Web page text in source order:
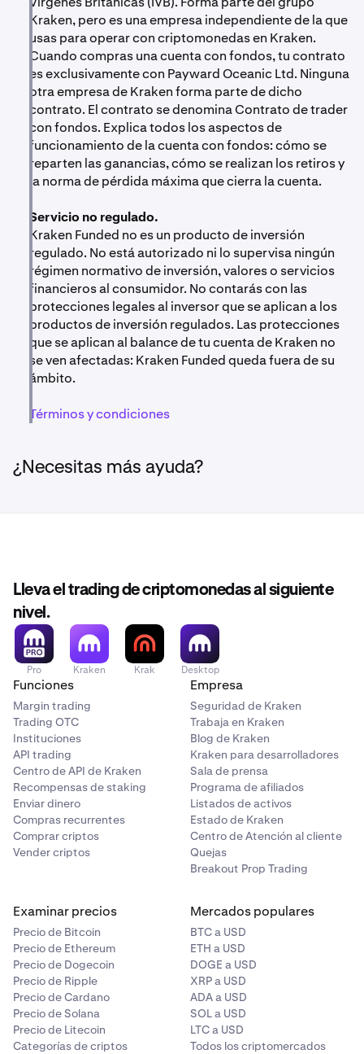
Extracto de cuenta. La actividad interna de Kraken
Funded (operaciones, cambios de balance, P&L) no
aparece en tu extracto de cuenta de Kraken. Se
recoge en un historial de transacciones aparte
dentro de la pestaña de Kraken Funded: “historial del
reto” mientras estés en el reto y “historial con
fondos” una vez que estés en la fase financiada. Lo
que sí aparece en tu extracto de cuenta: el cargo de
la comisión del reto (pagado desde el balance de
Kraken que hayas utilizado) y los retiros de tu cuenta
con fondos hacia tu balance en USD.
y de POL es contrario al tuyo.
Sin garantías.No se garantiza que tu rendimiento
vaya a mejorar ni que vayas a superar futuras
evaluaciones. Los traders interesados solo deberían
comprar una evaluación si confían en su habilidad
para operar y asumen el riesgo de no cumplir los
requisitos para una cuenta financiada.
El trading con una cuenta con fondos no es lo mismo
que el trading real.El balance con fondos se
pero no eres propietario de la cuenta de trading. Tu
pago, si existe, es una comisión de rendimiento
discrecional, no un retorno de la inversión ni una
parte de las ganancias de trading.
Volatilidad del mercado.
Los precios de las
criptomonedas pueden moverse con rapidez. Tanto
el balance del reto como tu balance con fondos
pueden alcanzar la línea de pérdida máxima en una
única sesión de trading. Consecuencias fiscales. Las
Kraken Funded pueden conllevar implicaciones
fiscales en tu jurisdicción. Si no tienes claro cómo te
Sin protecciones legales para el inversor.
Kraken, pero es una empresa independiente de la que
usas para operar con criptomonedas en Kraken.
Cuando compras una cuenta con fondos, tu contrato
es exclusivamente con Payward Oceanic Ltd. Ninguna
otra empresa de Kraken forma parte de dicho
contrato. El contrato se denomina Contrato de trader
con fondos. Explica todos los aspectos de
funcionamiento de la cuenta con fondos: cómo se
reparten las ganancias, cómo se realizan los retiros y
la norma de pérdida máxima que cierra la cuenta.
Servicio no regulado.
Kraken Funded no es un producto de inversión
regulado. No está autorizado ni lo supervisa ningún
régimen normativo de inversión, valores o servicios
financieros al consumidor. No contarás con las
protecciones legales al inversor que se aplican a los
productos de inversión regulados. Las protecciones
que se aplican al balance de tu cuenta de Kraken no
se ven afectadas: Kraken Funded queda fuera de su
ámbito.
Términos y condiciones
¿Necesitas más ayuda?
Lleva el trading de criptomonedas al siguiente
nivel.
Pro Kraken Krak Desktop
Funciones
Margin trading
Trading OTC
Instituciones
API trading
Centro de API de Kraken
Recompensas de staking
Enviar dinero
Compras recurrentes
Comprar criptos
Vender criptos
Empresa
Seguridad de Kraken
Trabaja en Kraken
Blog de Kraken
Kraken para desarrolladores
Sala de prensa
Programa de afiliados
Listados de activos
Estado de Kraken
Centro de Atención al cliente
Quejas
Breakout Prop Trading
Examinar precios
Precio de Bitcoin
Precio de Ethereum
Precio de Dogecoin
Precio de Ripple
Precio de Cardano
Precio de Solana
Precio de Litecoin
Categorías de criptos
Mercados populares
BTC a USD
ETH a USD
DOGE a USD
XRP a USD
ADA a USD
SOL a USD
LTC a USD
Todos los criptomercados